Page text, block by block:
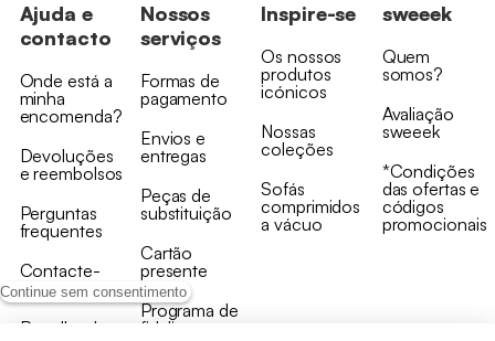
Continue sem consentimento
Ajuda e
contacto
Onde está a
minha
encomenda?
Devoluções
e reembolsos
Perguntas
frequentes
Contacte-
nos
Recolha de
Nossos
serviços
Formas de
pagamento
Envios e
entregas
Peças de
substituição
Cartão
presente
Programa de
fidelizaçao
Inspire-se
Os nossos
produtos
icónicos
Nossas
coleções
Sofás
comprimidos
a vácuo
sweeek
Quem
somos?
Avaliação
sweeek
*Condições
das ofertas e
códigos
promocionais